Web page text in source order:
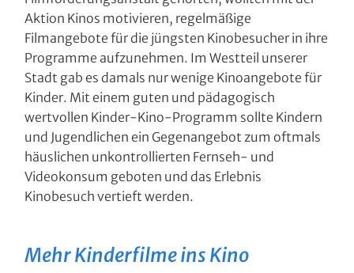
Aktion Kinos motivieren, regelmäßige
Filmangebote für die jüngsten Kinobesucher in ihre
Programme aufzunehmen. Im Westteil unserer
Stadt gab es damals nur wenige Kinoangebote für
Kinder. Mit einem guten und pädagogisch
wertvollen Kinder-Kino-Programm sollte Kindern
und Jugendlichen ein Gegenangebot zum oftmals
häuslichen unkontrollierten Fernseh- und
Videokonsum geboten und das Erlebnis
Kinobesuch vertieft werden.
Mehr Kinderfilme ins Kino